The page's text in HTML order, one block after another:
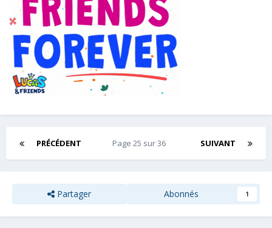
PRÉCÉDENT SUIVANT
Page 25 sur 36
Partager Abonnés 1